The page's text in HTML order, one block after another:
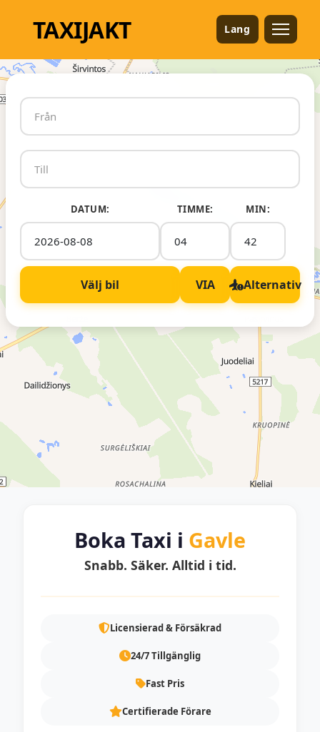
TAXIJAKT Lang
DATUM: TIMME: MIN:
Välj bil VIA Alternativ
Boka Taxi i Gavle
Snabb. Säker. Alltid i tid.
Licensierad & Försäkrad
24/7 Tillgänglig
Fast Pris
Certifierade Förare